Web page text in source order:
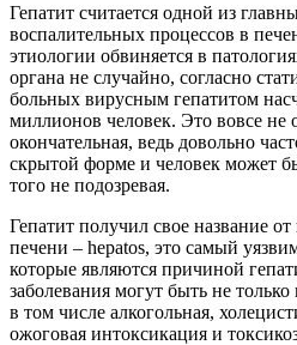
Гепатит считается одной из
воспалительных процессов в
этиологии обвиняется в
органа не случайно, согласно
больных вирусным гепатитом
миллионов человек. Это вовсе не
окончательная, ведь довольно
скрытой форме и человек может
того не подозревая.
Гепатит получил свое название от
печени – hepatos, это самый
которые являются причиной
заболевания могут быть не
в том числе алкогольная,
ожоговая интоксикация и